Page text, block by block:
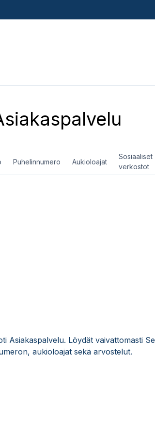
Puhelinnumero Aukioloajat
Sosiaaliset
verkostot
Asiakaspalvelu. Löydät vaivattomasti
aukioloajat sekä arvostelut.